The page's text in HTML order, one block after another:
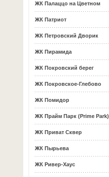
ЖК Палаццо на Цветном
ЖК Патриот
ЖК Петровский Дворик
ЖК Пирамида
ЖК Покровский берег
ЖК Покровское-Глебово
ЖК Помидор
ЖК Прайм Парк (Prime Park)
ЖК Приват Сквер
ЖК Пырьева
ЖК Ривер-Хаус